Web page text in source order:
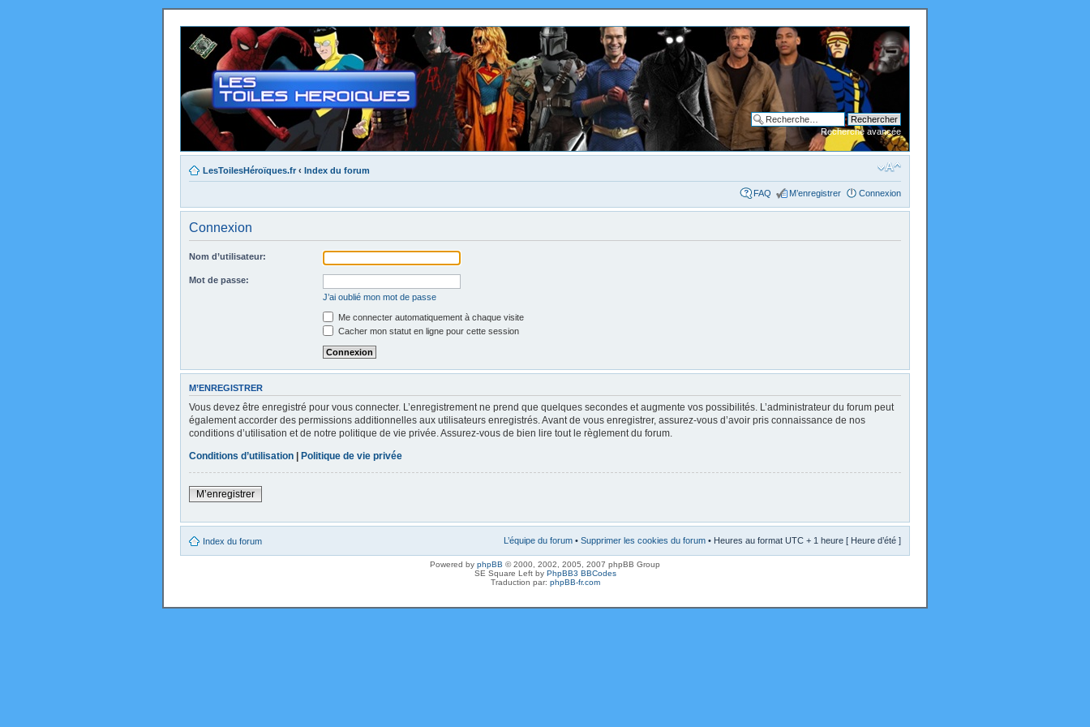
Recherche avancée
LesToilesHéroïques.fr ‹ Index du forum
FAQ M’enregistrer Connexion
Connexion
Nom d’utilisateur:
Mot de passe:
J’ai oublié mon mot de passe
Me connecter automatiquement à chaque visite
Cacher mon statut en ligne pour cette session
M’ENREGISTRER
Vous devez être enregistré pour vous connecter. L’enregistrement ne prend que quelques secondes et augmente vos possibilités. L’administrateur du forum peut
également accorder des permissions additionnelles aux utilisateurs enregistrés. Avant de vous enregistrer, assurez-vous d’avoir pris connaissance de nos
conditions d’utilisation et de notre politique de vie privée. Assurez-vous de bien lire tout le règlement du forum.
Conditions d’utilisation | Politique de vie privée
M’enregistrer
Index du forum L’équipe du forum • Supprimer les cookies du forum • Heures au format UTC + 1 heure [ Heure d’été ]
Powered by phpBB © 2000, 2002, 2005, 2007 phpBB Group
SE Square Left by PhpBB3 BBCodes
Traduction par: phpBB-fr.com